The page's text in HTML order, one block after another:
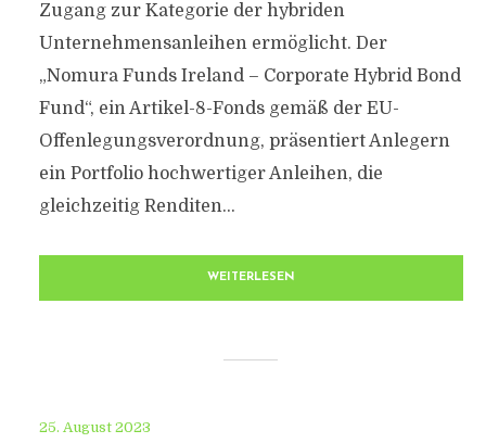
Zugang zur Kategorie der hybriden
Unternehmensanleihen ermöglicht. Der
„Nomura Funds Ireland – Corporate Hybrid Bond
Fund“, ein Artikel-8-Fonds gemäß der EU-
Offenlegungsverordnung, präsentiert Anlegern
ein Portfolio hochwertiger Anleihen, die
gleichzeitig Renditen...
WEITERLESEN
25. August 2023